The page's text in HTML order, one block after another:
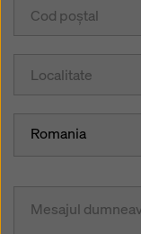
Romania